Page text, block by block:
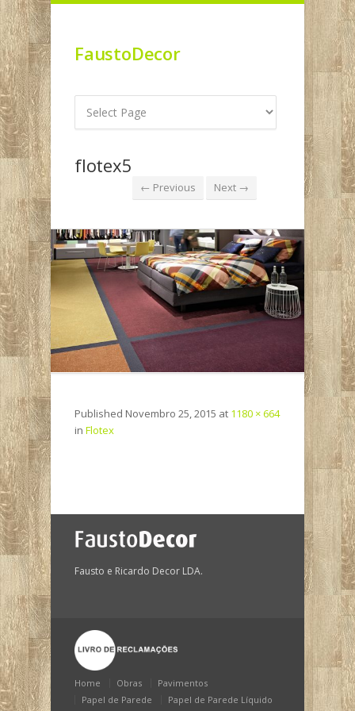
FaustoDecor
flotex5
← Previous Next →
Published Novembro 25, 2015 at 1180 × 664
in Flotex
Fausto e Ricardo Decor LDA.
Home Obras
Pavimentos
Papel de Parede
Papel de Parede Líquido